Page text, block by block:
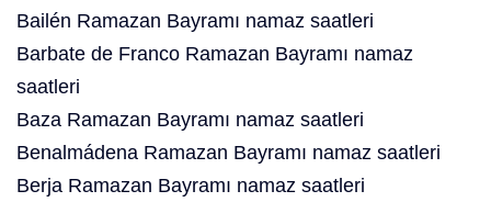
Bailén Ramazan Bayramı namaz saatleri
Barbate de Franco Ramazan Bayramı namaz
saatleri
Baza Ramazan Bayramı namaz saatleri
Benalmádena Ramazan Bayramı namaz saatleri
Berja Ramazan Bayramı namaz saatleri